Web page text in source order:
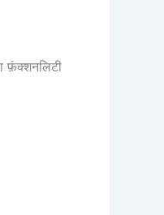
फ़ंक्शनलिटी